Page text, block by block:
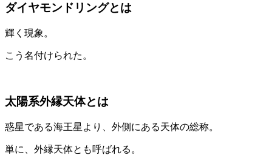
ダイヤモンドリングとは
輝く現象。
こう名付けられた。
太陽系外縁天体とは
惑星である海王星より、外側にある天体の総称。
単に、外縁天体とも呼ばれる。